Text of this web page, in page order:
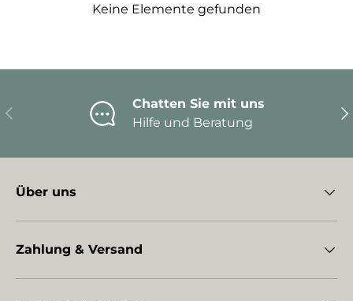
Keine Elemente gefunden
Vorherige
Chatten Sie mit uns
Hilfe und Beratung
Über uns
Zahlung & Versand